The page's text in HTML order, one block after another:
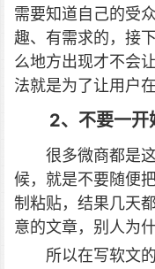
需要知道自己的受
趣、有需求的，接
么地方出现才不会
法就是为了让用户
2、不要一开
很多微商都是
候，就是不要随便
制粘贴，结果几天
意的文章，别人为
所以在写软文